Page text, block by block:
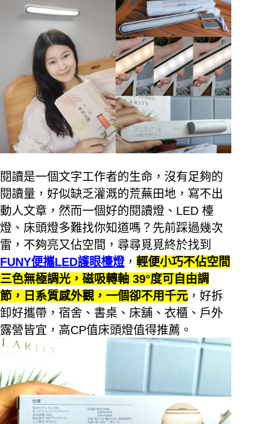
閱讀是一個文字工作者的生命，沒有足夠的
閱讀量，好似缺乏灌溉的荒蕪田地，寫不出
動人文章，然而一個好的閱讀燈、 LED 檯
燈、床頭燈多難找你知道嗎？先前踩過幾次
雷，不夠亮又佔空間，尋尋覓覓終於找到
FUNY便攜LED護眼檯燈， 輕便小巧不佔空間
三色無極調光，磁吸轉軸 39°度可自由調
節，日系質感外觀，一個卻不用千元 ，好拆
卸好攜帶，宿舍、書桌、床舖、衣櫃、戶外
露營皆宜，高CP值床頭燈值得推薦。